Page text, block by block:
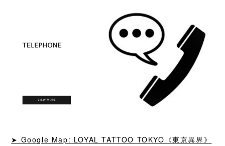
➤ Google Map: LOYAL TATTOO TOKYO《東京異界》